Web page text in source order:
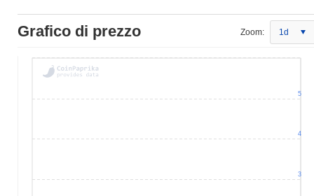
Grafico di prezzo Zoom: 1d
3
4
5